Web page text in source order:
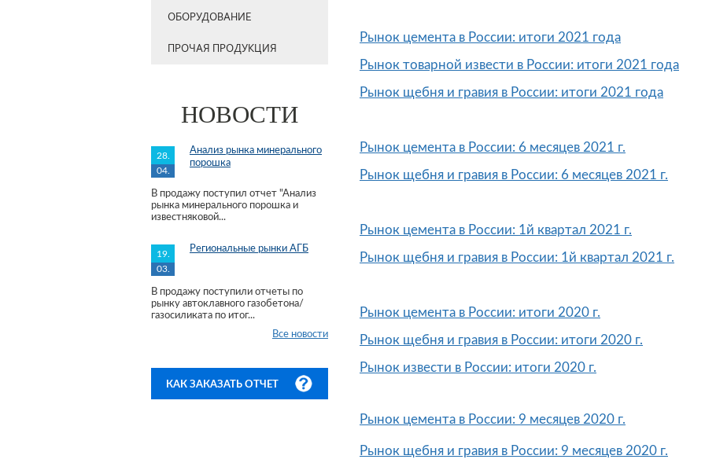
ОБОРУДОВАНИЕ
ПРОЧАЯ ПРОДУКЦИЯ
НОВОСТИ
28.
04.
Анализ рынка минерального
порошка
В продажу поступил отчет "Анализ
рынка минерального порошка и
известняковой...
19.
03.
Региональные рынки АГБ
В продажу поступили отчеты по
рынку автоклавного газобетона/
газосиликата по итог...
Все новости
КАК ЗАКАЗАТЬ ОТЧЕТ
Рынок цемента в России: итоги 2021 года
Рынок товарной извести в России: итоги 2021 года
Рынок щебня и гравия в России: итоги 2021 года
Рынок цемента в России: 6 месяцев 2021 г.
Рынок щебня и гравия в России: 6 месяцев 2021 г.
Рынок цемента в России: 1й квартал 2021 г.
Рынок щебня и гравия в России: 1й квартал 2021 г.
Рынок цемента в России: итоги 2020 г.
Рынок щебня и гравия в России: итоги 2020 г.
Рынок извести в России: итоги 2020 г.
Рынок цемента в России: 9 месяцев 2020 г.
​Рынок щебня и гравия в России: 9 месяцев 2020 г.